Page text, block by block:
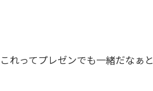
れってプレゼンでも一緒だなぁと